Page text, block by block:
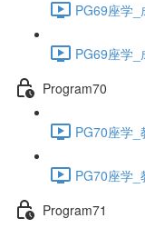
PG69座学
PG69座学
Program70
PG70座学
PG70座学
Program71